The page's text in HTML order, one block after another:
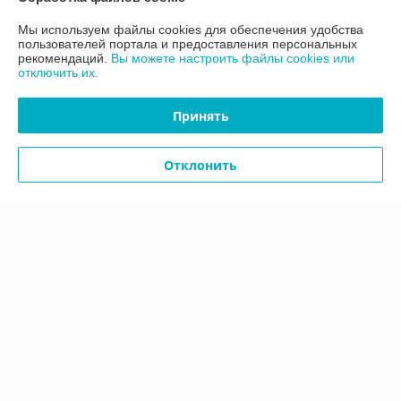
Контакты
Доставка и оплата
Мы используем файлы cookies для обеспечения удобства
пользователей портала и предоставления персональных
рекомендаций. Вы можете настроить файлы cookies или
отключить их.
Принять
Отклонить